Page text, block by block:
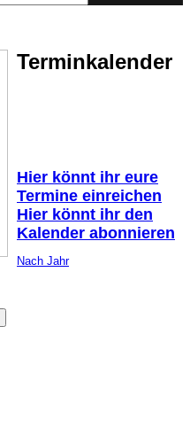
Terminkalender
Hier könnt ihr eure
Termine einreichen
Hier könnt ihr den
Kalender abonnieren
Nach Jahr